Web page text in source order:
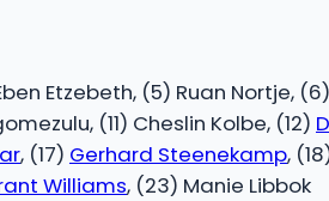
Etzebeth, (5) Ruan Nortje,
(11) Cheslin Kolbe, (12)
, (17) Gerhard Steenekamp,
Williams, (23) Manie Libbok